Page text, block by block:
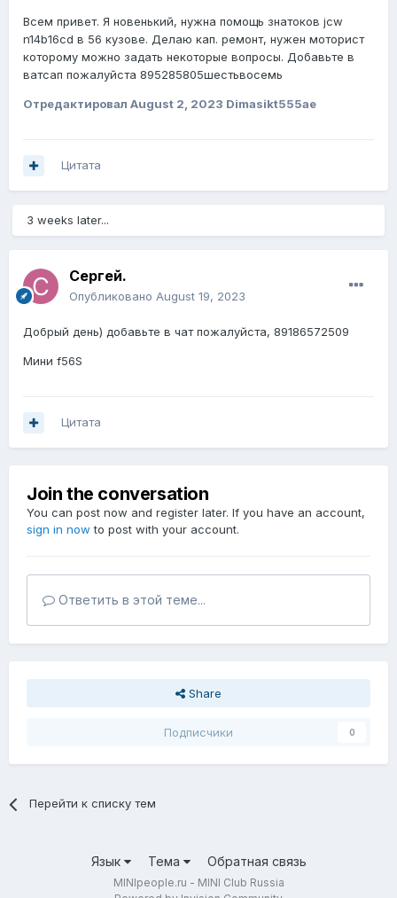
Всем привет. Я новенький, нужна помощь знатоков jcw
n14b16cd в 56 кузове. Делаю кап. ремонт, нужен моторист
которому можно задать некоторые вопросы. Добавьте в
ватсап пожалуйста 895285805шестьвосемь
Отредактировал August 2, 2023 Dimasikt555ae
Цитата
3 weeks later...
Сергей.
Опубликовано August 19, 2023
Добрый день) добавьте в чат пожалуйста, 89186572509
Мини f56S
Цитата
Join the conversation
You can post now and register later. If you have an account,
sign in now to post with your account.
Ответить в этой теме...
Share
Подписчики 0
Перейти к списку тем
Язык Тема Обратная связь
MINIpeople.ru - MINI Club Russia